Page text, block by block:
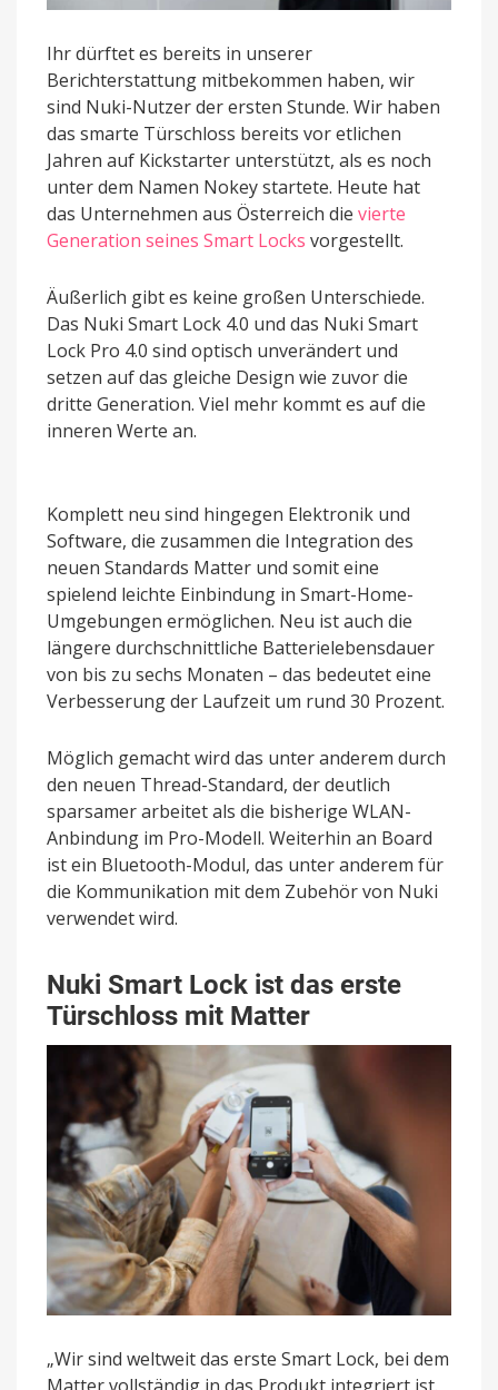
Ihr dürftet es bereits in unserer
Berichterstattung mitbekommen haben, wir
sind Nuki-Nutzer der ersten Stunde. Wir haben
das smarte Türschloss bereits vor etlichen
Jahren auf Kickstarter unterstützt, als es noch
unter dem Namen Nokey startete. Heute hat
das Unternehmen aus Österreich die vierte
Generation seines Smart Locks vorgestellt.
Äußerlich gibt es keine großen Unterschiede.
Das Nuki Smart Lock 4.0 und das Nuki Smart
Lock Pro 4.0 sind optisch unverändert und
setzen auf das gleiche Design wie zuvor die
dritte Generation. Viel mehr kommt es auf die
inneren Werte an.
Komplett neu sind hingegen Elektronik und
Software, die zusammen die Integration des
neuen Standards Matter und somit eine
spielend leichte Einbindung in Smart-Home-
Umgebungen ermöglichen. Neu ist auch die
längere durchschnittliche Batterielebensdauer
von bis zu sechs Monaten – das bedeutet eine
Verbesserung der Laufzeit um rund 30 Prozent.
Möglich gemacht wird das unter anderem durch
den neuen Thread-Standard, der deutlich
sparsamer arbeitet als die bisherige WLAN-
Anbindung im Pro-Modell. Weiterhin an Board
ist ein Bluetooth-Modul, das unter anderem für
die Kommunikation mit dem Zubehör von Nuki
verwendet wird.
Nuki Smart Lock ist das erste
Türschloss mit Matter
„Wir sind weltweit das erste Smart Lock, bei dem
Matter vollständig in das Produkt integriert ist.